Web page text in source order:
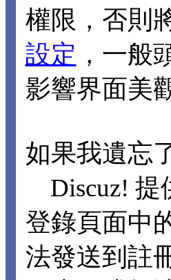
權限，否則
設定 ，一般
影響界面美
如果我遺忘
Discuz! 提
登錄頁面中
法發送到註